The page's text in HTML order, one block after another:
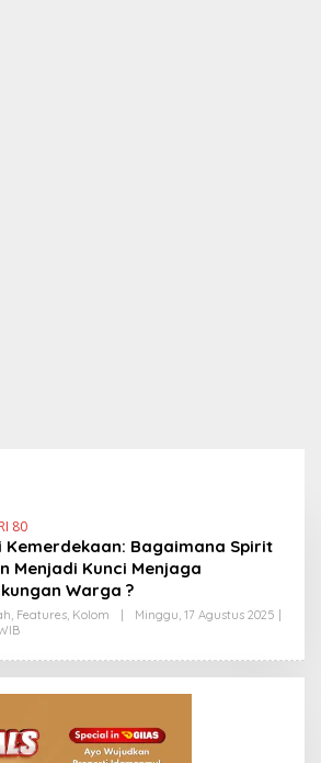
80
Kemerdekaan: Bagaimana Spirit
Menjadi Kunci Menjaga
Warga ?
, Features, Kolom
Minggu, 17 Agustus 2025 |
E
H
H
D
R